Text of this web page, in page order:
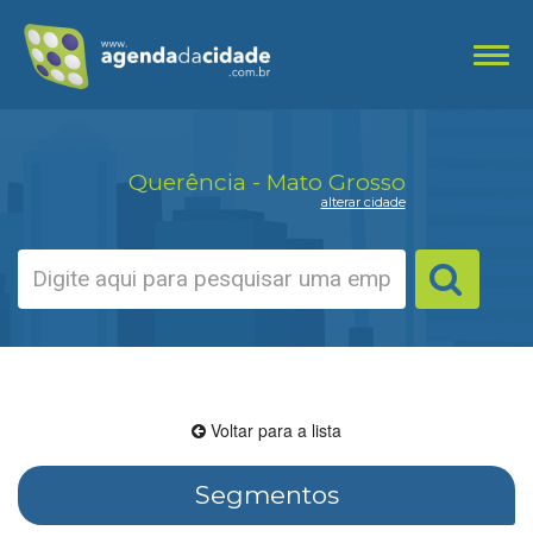
Querência - Mato Grosso
alterar cidade
Voltar para a lista
Segmentos